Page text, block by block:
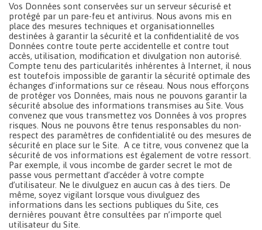
Vos Données sont conservées sur un serveur sécurisé et
protégé par un pare-feu et antivirus. Nous avons mis en
place des mesures techniques et organisationnelles
destinées à garantir la sécurité et la confidentialité de vos
Données contre toute perte accidentelle et contre tout
accès, utilisation, modification et divulgation non autorisé.
Compte tenu des particularités inhérentes à Internet, il nous
est toutefois impossible de garantir la sécurité optimale des
échanges d’informations sur ce réseau. Nous nous efforçons
de protéger vos Données, mais nous ne pouvons garantir la
sécurité absolue des informations transmises au Site. Vous
convenez que vous transmettez vos Données à vos propres
risques. Nous ne pouvons être tenus responsables du non-
respect des paramètres de confidentialité ou des mesures de
sécurité en place sur le Site. A ce titre, vous convenez que la
sécurité de vos informations est également de votre ressort.
Par exemple, il vous incombe de garder secret le mot de
passe vous permettant d’accéder à votre compte
d’utilisateur. Ne le divulguez en aucun cas à des tiers. De
même, soyez vigilant lorsque vous divulguez des
informations dans les sections publiques du Site, ces
dernières pouvant être consultées par n’importe quel
utilisateur du Site.